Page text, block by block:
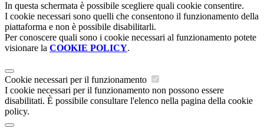
In questa schermata è possibile scegliere quali cookie consentire.
I cookie necessari sono quelli che consentono il funzionamento della
piattaforma e non è possibile disabilitarli.
Per conoscere quali sono i cookie necessari al funzionamento potete
visionare la COOKIE POLICY.
Cookie necessari per il funzionamento
I cookie necessari per il funzionamento non possono essere
disabilitati. È possibile consultare l'elenco nella pagina della cookie
policy.